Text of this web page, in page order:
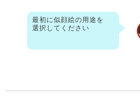
最初に似顔絵の用途を
選択してください